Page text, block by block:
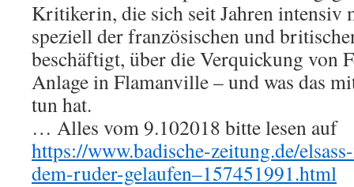
Kritikerin, die sich seit Jahren intensiv
speziell der französischen und
beschäftigt, über die Verquickung von
Anlage in Flamanville – und was das
tun hat.
… Alles vom 9.102018 bitte lesen auf
https://www.badische-zeitung.de/
dem-ruder-gelaufen–157451991.html